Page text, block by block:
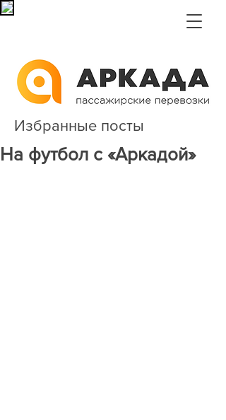
Избранные посты
На футбол с «Аркадой»